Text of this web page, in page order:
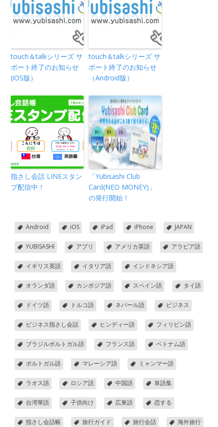
touch＆talkシリーズ サ
ポート終了のお知らせ
(iOS版）
touch＆talkシリーズ サ
ポート終了のお知らせ
（Android版）
指さし会話 LINEスタン
プ配信中！
「Yubisashi Club
Card(NEO MONEY)」
の発行開始！
Android iOS iPad iPhone JAPAN
YUBISASHI アプリ アメリカ英語 アラビア語
イギリス英語 イタリア語 インドネシア語
オランダ語 カンボジア語 スペイン語 タイ語
ドイツ語 トルコ語 ネパール語 ビジネス
ビジネス指さし会話 ヒンディー語 フィリピン語
ブラジルポルトガル語 フランス語 ベトナム語
ポルトガル語 マレーシア語 ミャンマー語
ラオス語 ロシア語 中国語 単語集
台湾華語 子供向け 広東語 恋する
指さし会話帳 旅行ガイド 旅行会話 海外旅行